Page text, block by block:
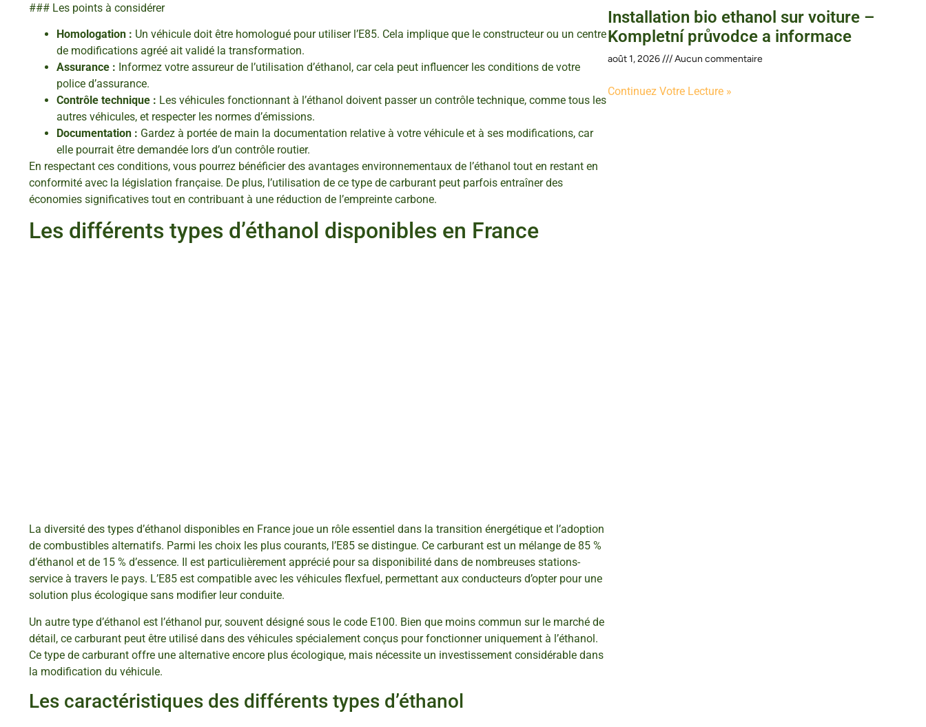
### Les points à considérer
Homologation : Un véhicule doit être homologué pour utiliser l’E85. Cela implique que le constructeur ou un centre
de modifications agréé ait validé la transformation.
Assurance : Informez votre assureur de l’utilisation d’éthanol, car cela peut influencer les conditions de votre
police d’assurance.
Contrôle technique : Les véhicules fonctionnant à l’éthanol doivent passer un contrôle technique, comme tous les
autres véhicules, et respecter les normes d’émissions.
Documentation : Gardez à portée de main la documentation relative à votre véhicule et à ses modifications, car
elle pourrait être demandée lors d’un contrôle routier.
En respectant ces conditions, vous pourrez bénéficier des avantages environnementaux de l’éthanol tout en restant en
conformité avec la législation française. De plus, l’utilisation de ce type de carburant peut parfois entraîner des
économies significatives tout en contribuant à une réduction de l’empreinte carbone.
Les différents types d’éthanol disponibles en France
La diversité des types d’éthanol disponibles en France joue un rôle essentiel dans la transition énergétique et l’adoption
de combustibles alternatifs. Parmi les choix les plus courants, l’E85 se distingue. Ce carburant est un mélange de 85 %
d’éthanol et de 15 % d’essence. Il est particulièrement apprécié pour sa disponibilité dans de nombreuses stations-
service à travers le pays. L’E85 est compatible avec les véhicules flexfuel, permettant aux conducteurs d’opter pour une
solution plus écologique sans modifier leur conduite.
Un autre type d’éthanol est l’éthanol pur, souvent désigné sous le code E100. Bien que moins commun sur le marché de
détail, ce carburant peut être utilisé dans des véhicules spécialement conçus pour fonctionner uniquement à l’éthanol.
Ce type de carburant offre une alternative encore plus écologique, mais nécessite un investissement considérable dans
la modification du véhicule.
Les caractéristiques des différents types d’éthanol
Installation bio ethanol sur voiture –
Kompletní průvodce a informace
août 1, 2026 Aucun commentaire
Continuez Votre Lecture »